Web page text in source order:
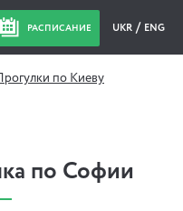
РАСПИСАНИЕ UKR ENG
по Киеву
по Софии